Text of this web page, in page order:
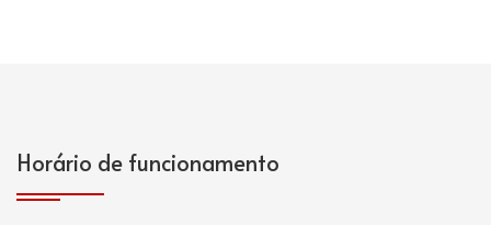
Horário de funcionamento